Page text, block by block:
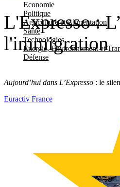
Economie
Politique
Agriculture et Alimentation
Santé
Technologies
Energie, Environnement et
Défense
L'Expresso :
l'immigration
Aujourd’hui dans L’Expresso : le
Euractiv France